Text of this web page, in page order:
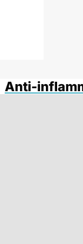
Anti-